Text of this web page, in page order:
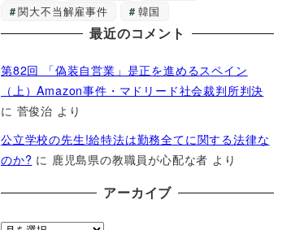
関大不当解雇事件
韓国
最近のコメント
第82回 「偽装自営業」是正を進めるスペイン
（上）Amazon事件・マドリード社会裁判所判決
に 菅俊治 より
公立学校の先生!給特法は勤務全てに関する法律な
のか? に 鹿児島県の教職員が心配な者 より
アーカイブ